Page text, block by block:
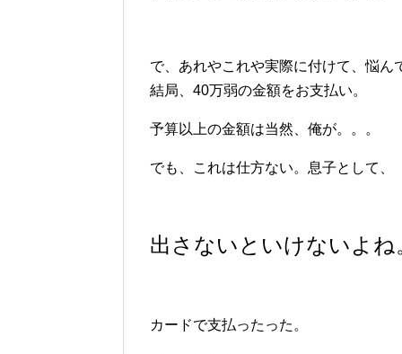
で、あれやこれや実際に付けて、悩ん
結局、40万弱の金額をお支払い。
予算以上の金額は当然、俺が。。。
でも、これは仕方ない。息子として、
出さないといけないよね
カードで支払ったった。